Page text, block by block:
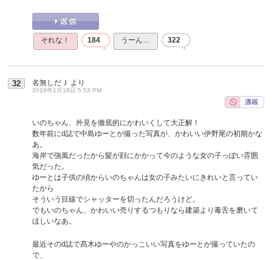
それな！ 184 うーん… 322
32 名無しだＪ より
2016年1月19日 5:53 PM
いのちゃん、外見を徹底的にかわいくして大正解！
数年前にd誌で中島ゆーとが撮った写真が、かわいい伊野尾の初期かな
あ。
海岸で強風だったから髪が顔にかかって今のような女の子っぽい雰囲
気だった。
ゆーとは子供の頃からいのちゃんは女の子みたいにきれいと言ってい
たから
そういう目線でシャッターを切ったんだろうけど。
でもいのちゃん、かわいい売りするつもりなら建築より毒舌を磨いて
ほしいなあ。
最近そのd誌で髙木ゆーやのかっこいい写真をゆーとが撮っていたの
で、